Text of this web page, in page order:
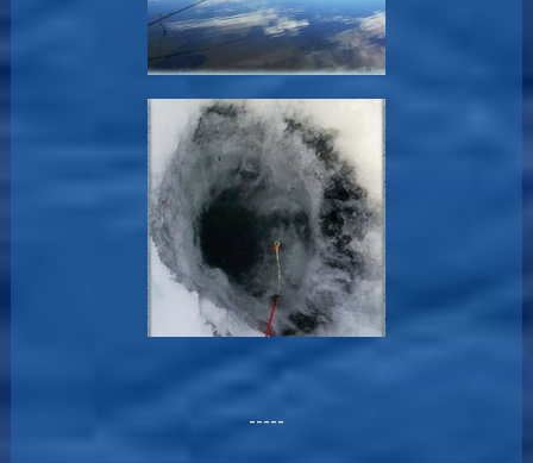
-----